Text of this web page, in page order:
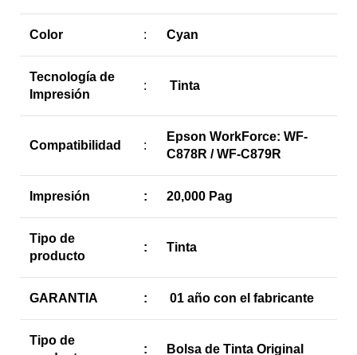
Color : Cyan
Tecnología de
Impresión
: Tinta
Compatibilidad :
Epson WorkForce: WF-
C878R / WF-C879R
Impresión : 20,000 Pag
Tipo de
producto
: Tinta
GARANTIA : 01 año con el fabricante
Tipo de
: Bolsa de Tinta Original